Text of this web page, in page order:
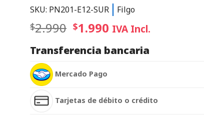
SKU: PN201-E12-SUR Filgo
$2.990 $1.990 IVA Incl.
Transferencia bancaria
Mercado Pago
Tarjetas de débito o crédito